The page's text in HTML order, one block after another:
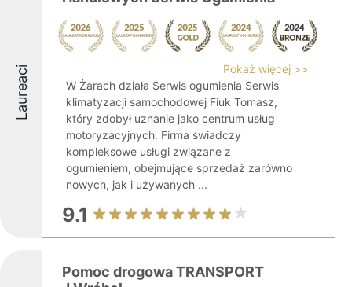
Laureaci
Pokaż więcej >>
W Żarach działa Serwis ogumienia Serwis
klimatyzacji samochodowej Fiuk Tomasz,
który zdobył uznanie jako centrum usług
motoryzacyjnych. Firma świadczy
kompleksowe usługi związane z
ogumieniem, obejmujące sprzedaż zarówno
nowych, jak i używanych ...
9.1
Pomoc drogowa TRANSPORT